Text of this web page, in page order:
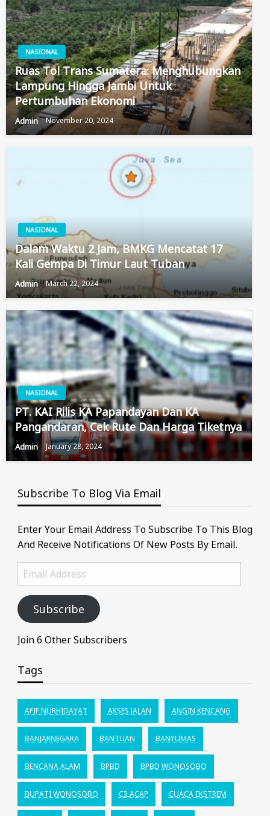
NASIONAL
Ruas Tol Trans Sumatera: Menghubungkan
Lampung Hingga Jambi Untuk
Pertumbuhan Ekonomi
Admin November 20, 2024
NASIONAL
Dalam Waktu 2 Jam, BMKG Mencatat 17
Kali Gempa Di Timur Laut Tuban
Admin March 22, 2024
NASIONAL
PT. KAI Rilis KA Papandayan Dan KA
Pangandaran, Cek Rute Dan Harga Tiketnya
Admin January 28, 2024
Subscribe To Blog Via Email
Enter Your Email Address To Subscribe To This Blog
And Receive Notifications Of New Posts By Email.
Email
Address
Subscribe
Join 6 Other Subscribers
Tags
AFIF NURHIDAYAT AKSES JALAN ANGIN KENCANG
BANJARNEGARA BANTUAN BANYUMAS
BENCANA ALAM BPBD BPBD WONOSOBO
BUPATI WONOSOBO CILACAP CUACA EKSTREM